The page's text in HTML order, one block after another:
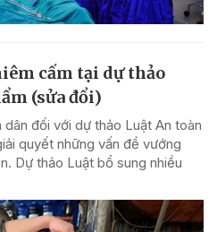
cấm tại dự thảo
(sửa đổi)
đối với dự thảo Luật An toàn
quyết những vấn đề vướng
Dự thảo Luật bổ sung nhiều